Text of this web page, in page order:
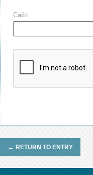
Сайт
← RETURN TO ENTRY